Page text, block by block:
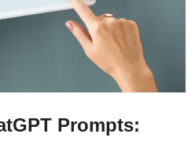
Prompts: